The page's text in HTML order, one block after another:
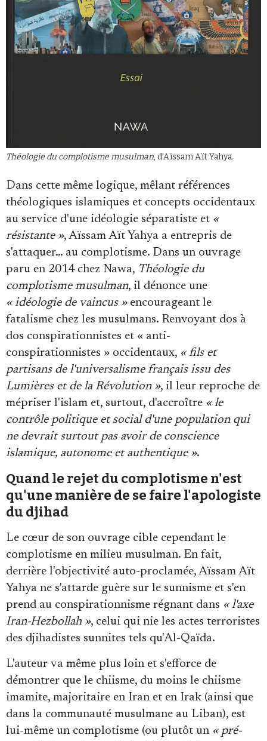
Théologie du complotisme musulman, d'Aïssam Aït Yahya.
Dans cette même logique, mêlant références
théologiques islamiques et concepts occidentaux
au service d'une idéologie séparatiste et «
résistante », Aïssam Aït Yahya a entrepris de
s'attaquer… au complotisme. Dans un ouvrage
paru en 2014 chez Nawa, Théologie du
complotisme musulman, il dénonce une
« idéologie de vaincus »encourageant le
fatalisme chez les musulmans. Renvoyant dos à
dos conspirationnistes et « anti-
conspirationnistes » occidentaux, « fils et
partisans de l'universalisme français issu des
Lumières et de la Révolution », il leur reproche de
mépriser l'islam et, surtout, d'accroître « le
contrôle politique et social d'une population qui
ne devrait surtout pas avoir de conscience
islamique, autonome et authentique ».
Quand le rejet du complotisme n'est
qu'une manière de se faire l'apologiste
du djihad
Le cœur de son ouvrage cible cependant le
complotisme en milieu musulman. En fait,
derrière l'objectivité auto-proclamée, Aïssam Aït
Yahya ne s'attarde guère sur le sunnisme et s'en
prend au conspirationnisme régnant dans « l'axe
Iran-Hezbollah », celui qui nie les actes terroristes
des djihadistes sunnites tels qu'Al-Qaïda.
L'auteur va même plus loin et s'efforce de
démontrer que le chiisme, du moins le chiisme
imamite, majoritaire en Iran et en Irak (ainsi que
dans la communauté musulmane au Liban), est
lui-même un complotisme (ou plutôt un « pré-